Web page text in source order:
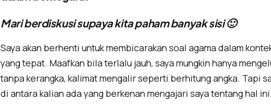
Mari berdiskusi supaya kita paham banyak sisi 🙂
Saya akan berhenti untuk membicarakan soal agama dalam
yang tepat. Maafkan bila terlalu jauh, saya mungkin hanya
tanpa kerangka, kalimat mengalir seperti berhitung angka. Tapi
di antara kalian ada yang berkenan mengajari saya tentang hal ini.